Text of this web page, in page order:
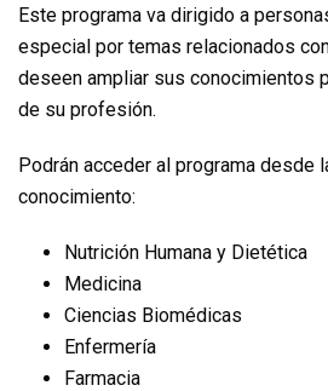
Este programa va dirigido a
especial por temas relacionados
deseen ampliar sus conocimientos
de su profesión.
Podrán acceder al programa desde
conocimiento:
Nutrición Humana y Dietética
Medicina
Ciencias Biomédicas
Enfermería
Farmacia